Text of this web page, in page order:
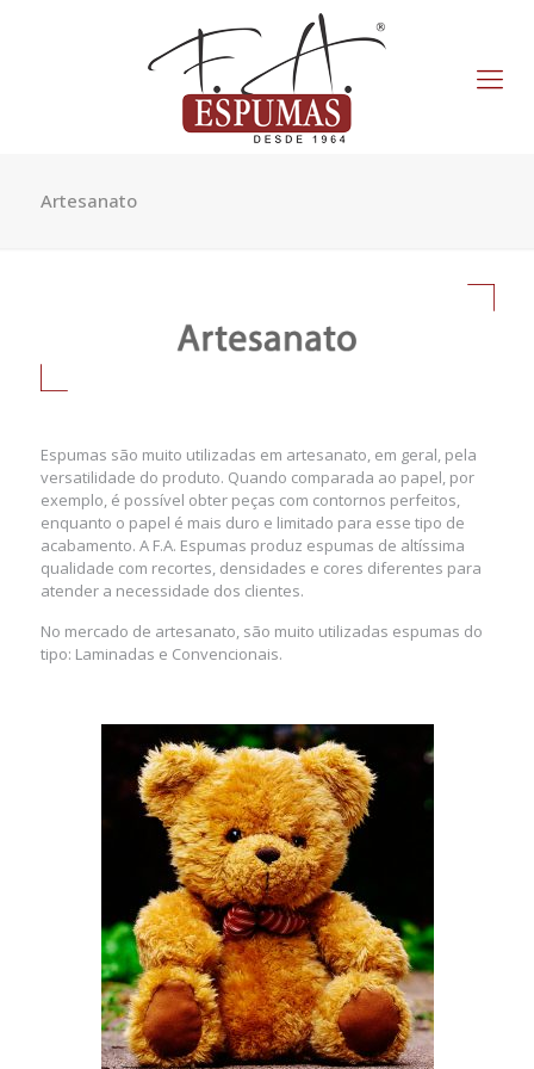
Artesanato
Espumas são muito utilizadas em artesanato, em geral, pela
versatilidade do produto. Quando comparada ao papel, por
exemplo, é possível obter peças com contornos perfeitos,
enquanto o papel é mais duro e limitado para esse tipo de
acabamento. A F.A. Espumas produz espumas de altíssima
qualidade com recortes, densidades e cores diferentes para
atender a necessidade dos clientes.
No mercado de artesanato, são muito utilizadas espumas do
tipo: Laminadas e Convencionais.